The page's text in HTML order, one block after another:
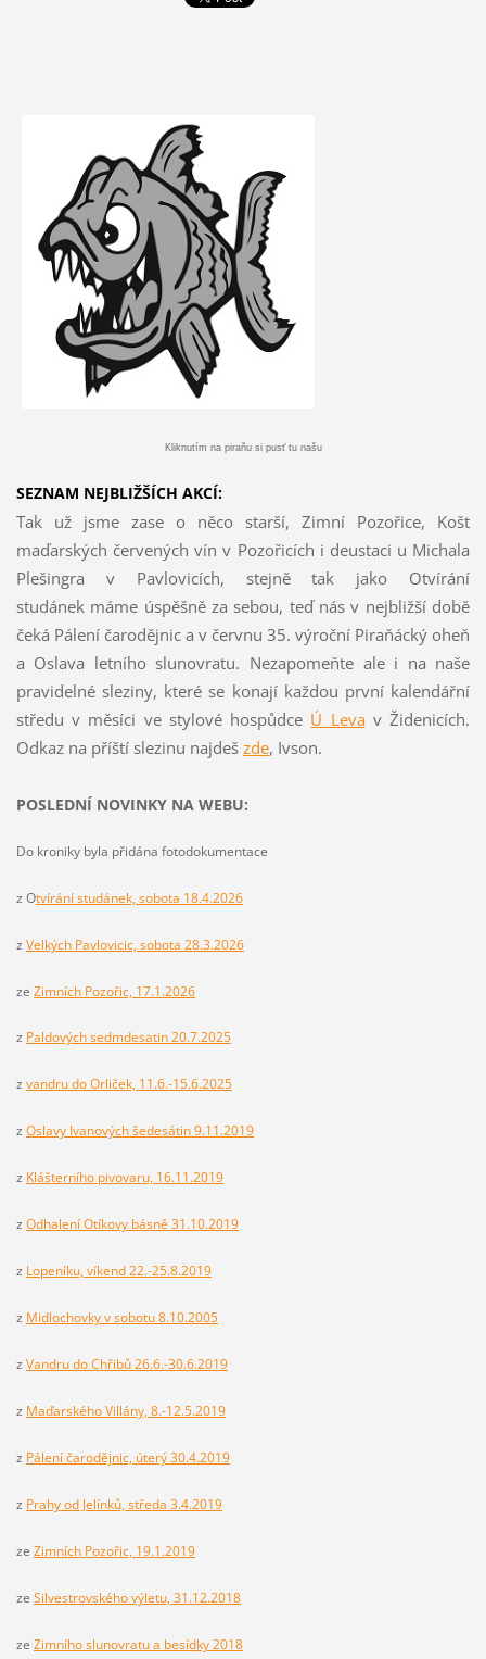
Kliknutím na piraňu si pusť tu našu
SEZNAM NEJBLIŽŠÍCH AKCÍ:
Tak už jsme zase o něco starší, Zimní Pozořice, Košt
maďarských červených vín v Pozořicích i deustaci u Michala
Plešingra v Pavlovicích, stejně tak jako Otvírání
studánek máme úspěšně za sebou, teď nás v nejbližší době
čeká Pálení čarodějnic a v červnu 35. výroční Piraňácký oheň
a Oslava letního slunovratu. Nezapomeňte ale i na naše
pravidelné sleziny, které se konají každou první kalendářní
středu v měsíci ve stylové hospůdce Ú Levav Židenicích.
Odkaz na příští slezinu najdeš zde, Ivson.
POSLEDNÍ NOVINKY NA WEBU:
Do kroniky byla přidána fotodokumentace
z Otvírání studánek, sobota 18.4.2026
z Velkých Pavlovicic, sobota 28.3.2026
ze Zimních Pozořic, 17.1.2026
z Paldových sedmdesatin 20.7.2025
z vandru do Orliček, 11.6.-15.6.2025
z Oslavy Ivanových šedesátin 9.11.2019
z Klášterního pivovaru, 16.11.2019
z Odhalení Otíkovy básně 31.10.2019
z Lopeníku, víkend 22.-25.8.2019
z Midlochovky v sobotu 8.10.2005
z Vandru do Chřibů 26.6.-30.6.2019
z Maďarského Villány, 8.-12.5.2019
z Pálení čarodějnic, úterý 30.4.2019
z Prahy od Jelínků, středa 3.4.2019
ze Zimních Pozořic, 19.1.2019
ze Silvestrovského výletu, 31.12.2018
ze Zimního slunovratu a besídky 2018